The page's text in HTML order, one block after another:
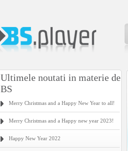
Ultimele noutati in materie de
BS
Merry Christmas and a Happy New Year to all!
Merry Christmas and a Happy new year 2023!
Happy New Year 2022